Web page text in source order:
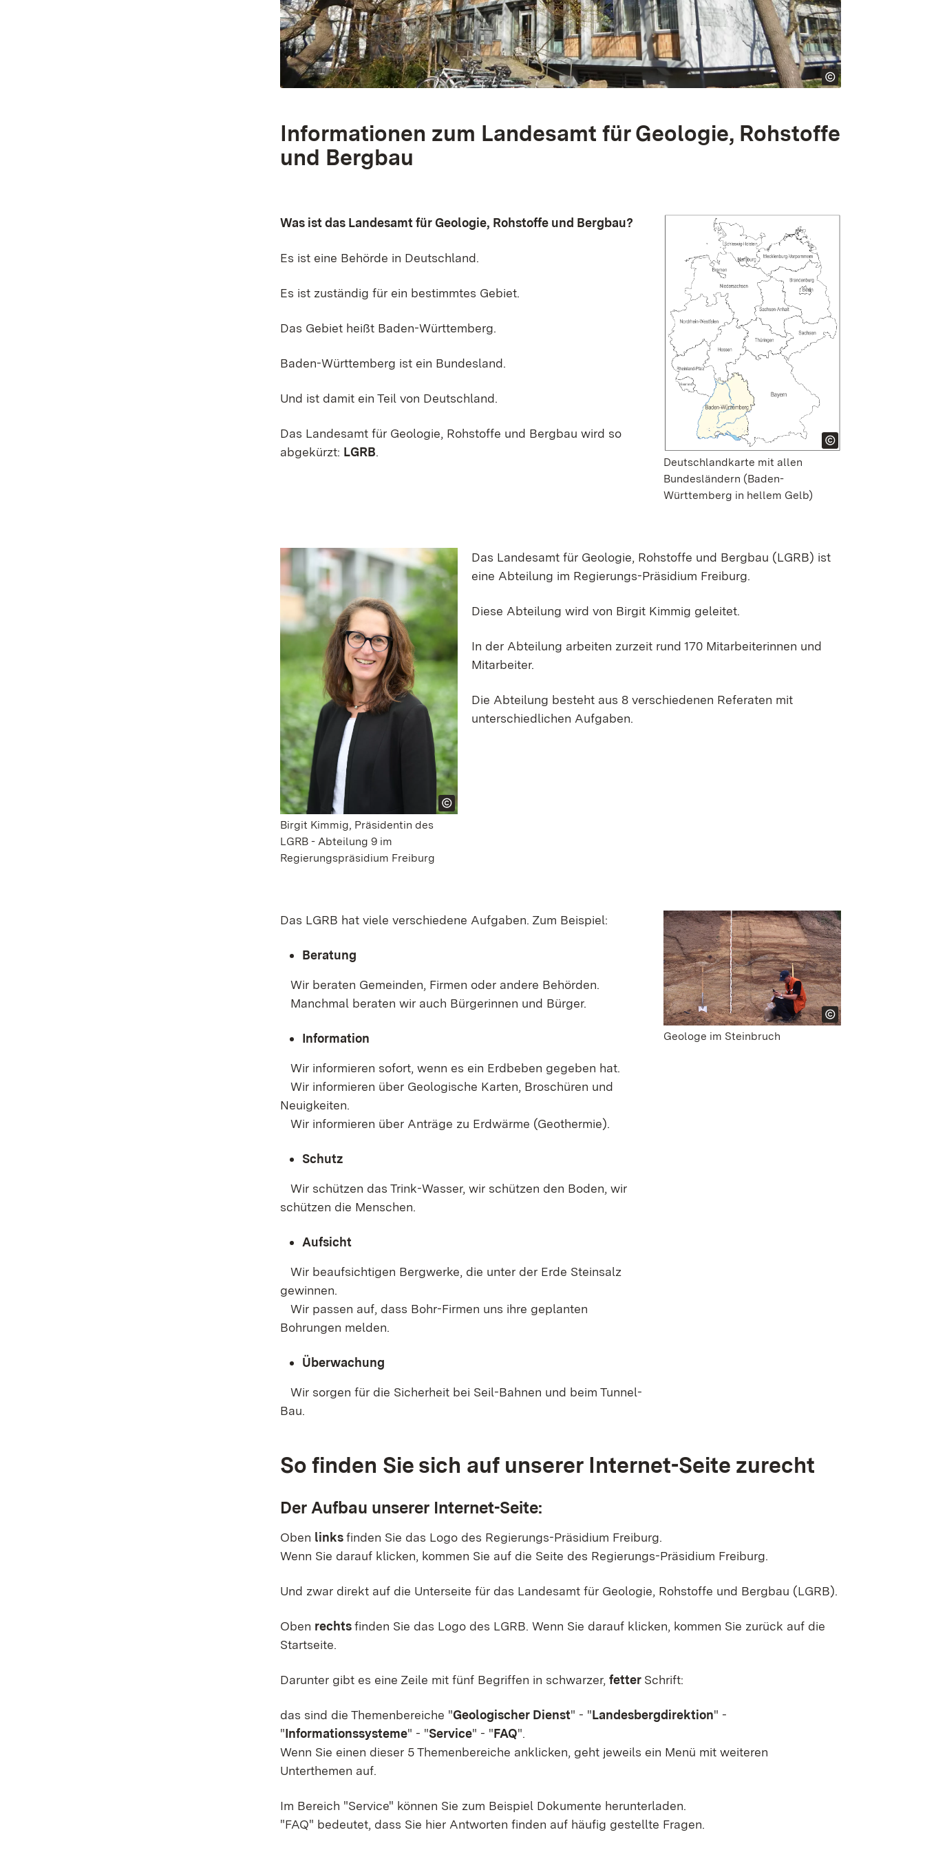
Informationen zum Landesamt für Geologie, Rohstoffe
und Bergbau
Was ist das Landesamt für Geologie, Rohstoffe und Bergbau?
Es ist eine Behörde in Deutschland.
Es ist zuständig für ein bestimmtes Gebiet.
Das Gebiet heißt Baden-Württemberg.
Baden-Württemberg ist ein Bundesland.
Und ist damit ein Teil von Deutschland.
Das Landesamt für Geologie, Rohstoffe und Bergbau wird so
abgekürzt: LGRB.
Deutschlandkarte mit allen
Bundesländern (Baden-
Württemberg in hellem Gelb)
Birgit Kimmig, Präsidentin des
LGRB - Abteilung 9 im
Regierungspräsidium Freiburg
Das Landesamt für Geologie, Rohstoffe und Bergbau (LGRB) ist
eine Abteilung im Regierungs-Präsidium Freiburg.
Diese Abteilung wird von Birgit Kimmig geleitet.
In der Abteilung arbeiten zurzeit rund 170 Mitarbeiterinnen und
Mitarbeiter.
Die Abteilung besteht aus 8 verschiedenen Referaten mit
unterschiedlichen Aufgaben.
Das LGRB hat viele verschiedene Aufgaben. Zum Beispiel:
Beratung
Wir beraten Gemeinden, Firmen oder andere Behörden.
Manchmal beraten wir auch Bürgerinnen und Bürger.
Information
Wir informieren sofort, wenn es ein Erdbeben gegeben hat.
Wir informieren über Geologische Karten, Broschüren und
Neuigkeiten.
Wir informieren über Anträge zu Erdwärme (Geothermie).
Schutz
Wir schützen das Trink-Wasser, wir schützen den Boden, wir
schützen die Menschen.
Aufsicht
Wir beaufsichtigen Bergwerke, die unter der Erde Steinsalz
gewinnen.
Wir passen auf, dass Bohr-Firmen uns ihre geplanten
Bohrungen melden.
Überwachung
Wir sorgen für die Sicherheit bei Seil-Bahnen und beim Tunnel-
Bau.
Geologe im Steinbruch
So finden Sie sich auf unserer Internet-Seite zurecht
Der Aufbau unserer Internet-Seite:
Oben linksfinden Sie das Logo des Regierungs-Präsidium Freiburg.
Wenn Sie darauf klicken, kommen Sie auf die Seite des Regierungs-Präsidium Freiburg.
Und zwar direkt auf die Unterseite für das Landesamt für Geologie, Rohstoffe und Bergbau (LGRB).
Oben rechtsfinden Sie das Logo des LGRB. Wenn Sie darauf klicken, kommen Sie zurück auf die
Startseite.
Darunter gibt es eine Zeile mit fünf Begriffen in schwarzer, fetter Schrift:
das sind die Themenbereiche "Geologischer Dienst" - "Landesbergdirektion" -
"Informationssysteme" - "Service" - "FAQ".
Wenn Sie einen dieser 5 Themenbereiche anklicken, geht jeweils ein Menü mit weiteren
Unterthemen auf.
Im Bereich "Service" können Sie zum Beispiel Dokumente herunterladen.
"FAQ" bedeutet, dass Sie hier Antworten finden auf häufig gestellte Fragen.